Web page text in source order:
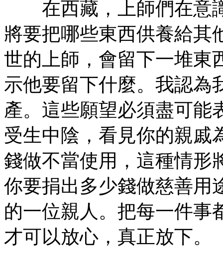
在西藏，上師們在意
將要把哪些東西供養給其
世的上師，會留下一堆東
示他要留下什麼。我認為
產。這些願望必須盡可能
受生中陰，看見你的親戚
錢做不當使用，這種情形
你要捐出多少錢做慈善用
的一位親人。把每一件事
才可以放心，真正放下。